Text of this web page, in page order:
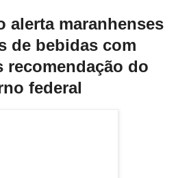
alerta maranhenses
de bebidas com
recomendação do
federal